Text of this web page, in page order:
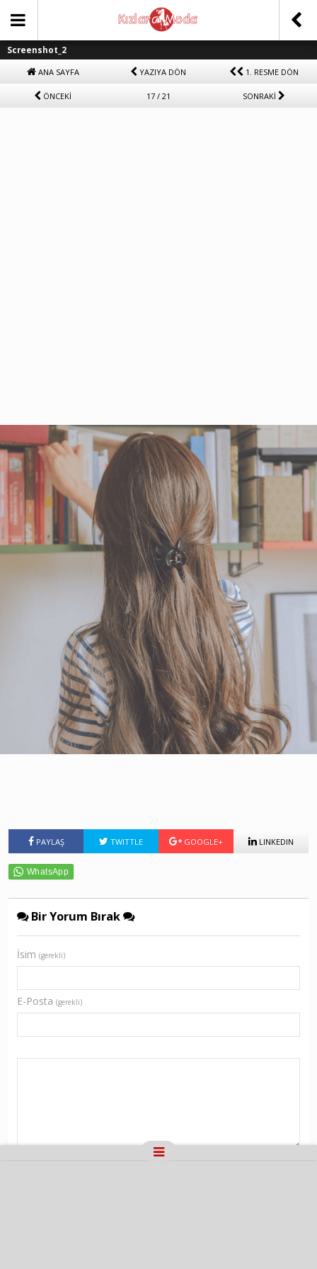
Screenshot_2
ANA SAYFA YAZIYA DÖN 1. RESME DÖN
ÖNCEKİ 17 / 21 SONRAKİ
PAYLAŞ TWITTLE GOOGLE+ LINKEDIN
Bir Yorum Bırak
İsim (gerekli)
E-Posta (gerekli)